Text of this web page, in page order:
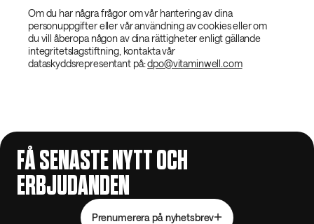
Om du har några frågor om vår hantering av dina
personuppgifter eller vår användning av cookies eller om
du vill åberopa någon av dina rättigheter enligt gällande
integritetslagstiftning, kontakta vår
dataskyddsrepresentant på:dpo@vitaminwell.com
FÅ SENASTE NYTT OCH
ERBJUDANDEN
Prenumerera på nyhetsbrev